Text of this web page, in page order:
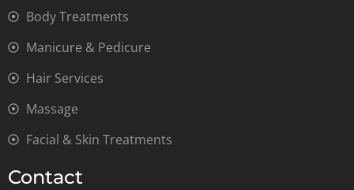
Body Treatments
Manicure & Pedicure
Hair Services
Massage
Facial & Skin Treatments
Contact